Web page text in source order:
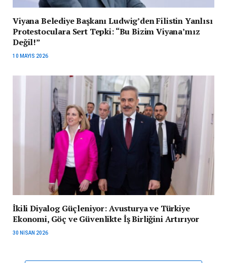
Viyana Belediye Başkanı Ludwig’den Filistin Yanlısı
Protestoculara Sert Tepki: “Bu Bizim Viyana’mız
Değil!”
10 MAYIS 2026
İkili Diyalog Güçleniyor: Avusturya ve Türkiye
Ekonomi, Göç ve Güvenlikte İş Birliğini Artırıyor
30 NISAN 2026